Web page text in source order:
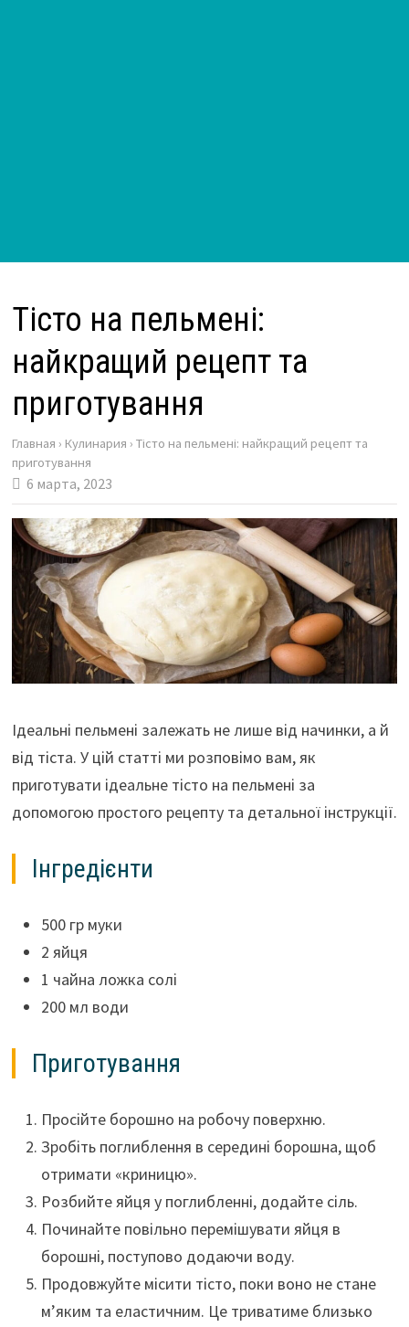
Тісто на пельмені:
найкращий рецепт та
приготування
Главная › Кулинария › Тісто на пельмені: найкращий рецепт та
приготування
6 марта, 2023
Ідеальні пельмені залежать не лише від начинки, а й
від тіста. У цій статті ми розповімо вам, як
приготувати ідеальне тісто на пельмені за
допомогою простого рецепту та детальної інструкції.
Інгредієнти
500 гр муки
2 яйця
1 чайна ложка солі
200 мл води
Приготування
Просійте борошно на робочу поверхню.
Зробіть поглиблення в середині борошна, щоб
отримати «криницю».
Розбийте яйця у поглибленні, додайте сіль.
Починайте повільно перемішувати яйця в
борошні, поступово додаючи воду.
Продовжуйте місити тісто, поки воно не стане
м’яким та еластичним. Це триватиме близько